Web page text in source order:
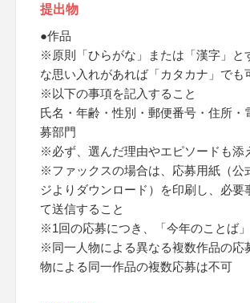
提出物
●作品
※原則「ひらがな」または「漢字」と
な思い入れがあれば「カタカナ」でも
※以下の事項を記入すること
氏名・年齢・性別・郵便番号・住所・
募部門
※必ず、選んだ理由やエピソードも添
※ファックスの場合は、応募用紙（公
ジよりダウンロード）を印刷し、必要
て送信すること
※1回の応募につき、「今年のことば
※同一人物による異なる複数作品の応
物による同一作品の複数応募は不可